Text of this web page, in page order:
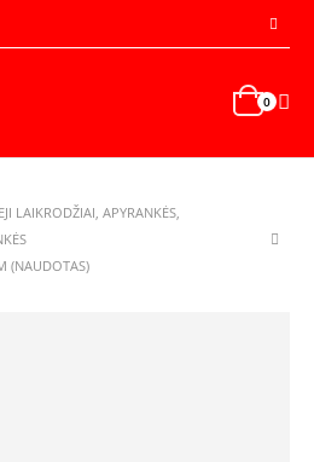
0
LAIKRODŽIAI, APYRANKĖS,
(NAUDOTAS)